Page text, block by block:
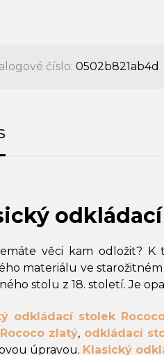
číslo: 0502b821ab4d
věci kam odložit?
materiálu ve
stolu z 18. století. Je
odkládací stolek
zlatý, odkládací
úpravou. Klasický